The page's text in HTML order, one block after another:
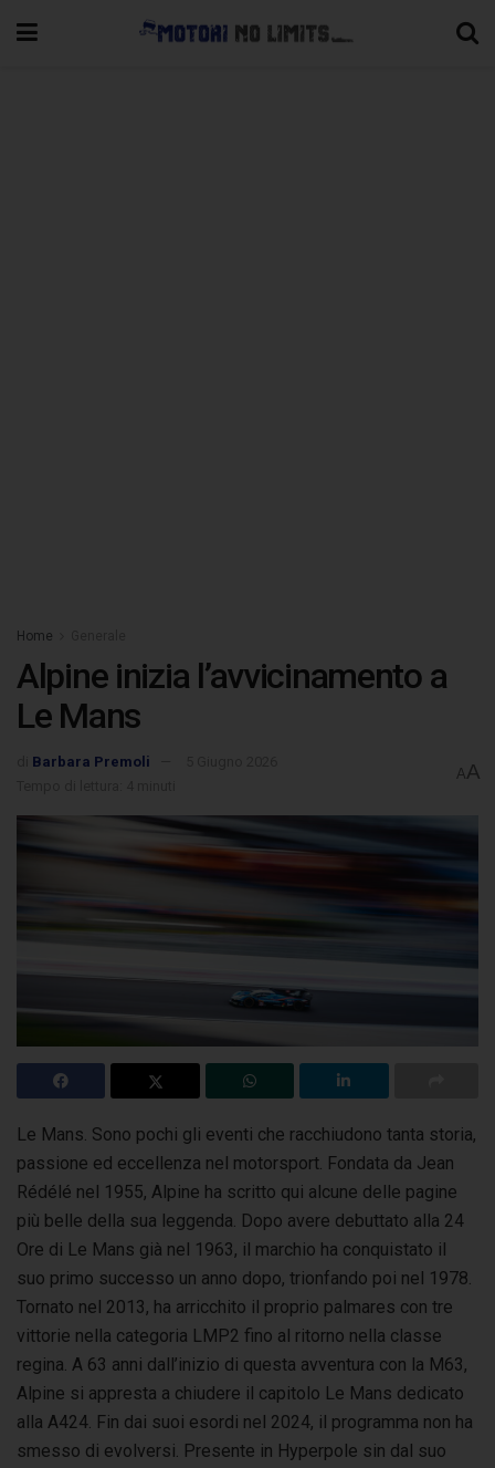
Home
Alpine inizia l’avvicinamento a
Le Mans
Barbara Premoli
AA
Le Mans. Sono pochi gli eventi che racchiudono tanta storia,
passione ed eccellenza nel motorsport. Fondata da Jean
Rédélé nel 1955, Alpine ha scritto qui alcune delle pagine
più belle della sua leggenda. Dopo avere debuttato alla 24
Ore di Le Mans già nel 1963, il marchio ha conquistato il
suo primo successo un anno dopo, trionfando poi nel 1978.
Tornato nel 2013, ha arricchito il proprio palmares con tre
vittorie nella categoria LMP2 fino al ritorno nella classe
regina. A 63 anni dall’inizio di questa avventura con la M63,
Alpine si appresta a chiudere il capitolo Le Mans dedicato
alla A424. Fin dai suoi esordi nel 2024, il programma non ha
smesso di evolversi. Presente in Hyperpole sin dal suo